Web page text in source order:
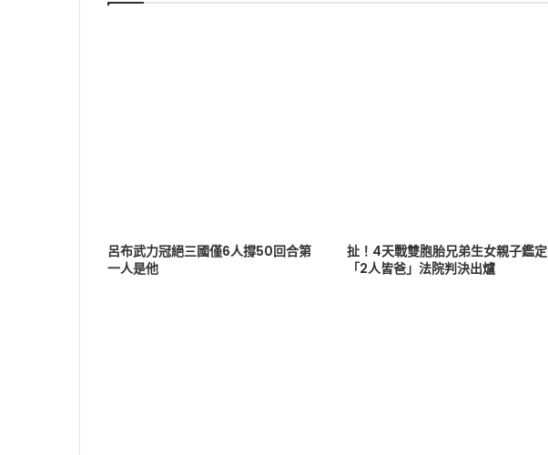
呂布武力冠絕三國僅6人撐50回合第
一人是他
扯！4天戰雙胞胎兄弟生女親子鑑定
「2人皆爸」法院判決出爐